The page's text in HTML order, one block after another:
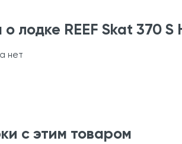
лодке REEF Skat 370 S
нет
с этим товаром